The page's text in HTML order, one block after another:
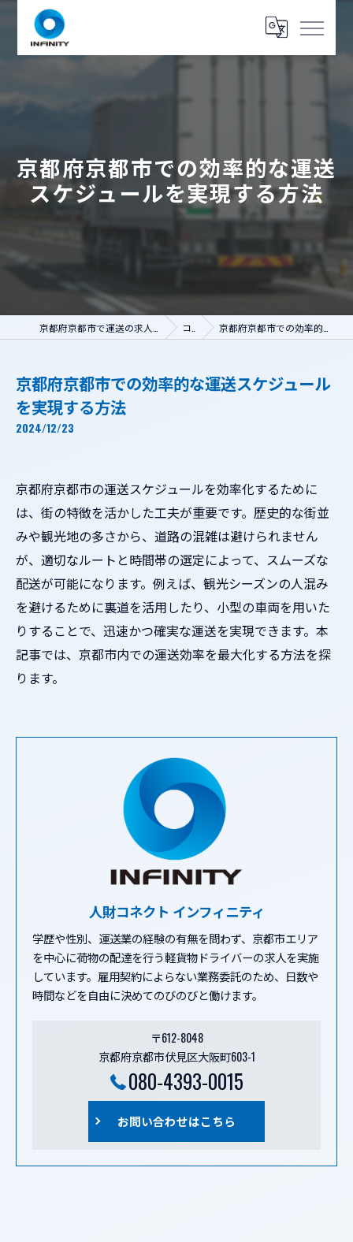
京都府京都市での効率的な運送
スケジュールを実現する方法
コラム 京都府京都市での効率的な運送スケジュールを実現する方法
京都府京都市での効率的な運送スケジュール
を実現する方法
2024/12/23
京都府京都市の運送スケジュールを効率化するために
は、街の特徴を活かした工夫が重要です。歴史的な街並
みや観光地の多さから、道路の混雑は避けられません
が、適切なルートと時間帯の選定によって、スムーズな
配送が可能になります。例えば、観光シーズンの人混み
を避けるために裏道を活用したり、小型の車両を用いた
りすることで、迅速かつ確実な運送を実現できます。本
記事では、京都市内での運送効率を最大化する方法を探
ります。
人財コネクト インフィニティ
学歴や性別、運送業の経験の有無を問わず、京都市エリア
を中心に荷物の配達を行う軽貨物ドライバーの求人を実施
しています。雇用契約によらない業務委託のため、日数や
時間などを自由に決めてのびのびと働けます。
〒612-8048
京都府京都市伏見区大阪町603-1
080-4393-0015
お問い合わせはこちら